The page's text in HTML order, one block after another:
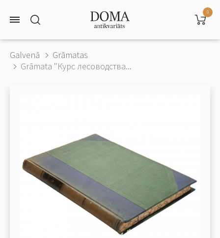
0
Galvenā
Grāmatas
Grāmata "Курс лесоводства...